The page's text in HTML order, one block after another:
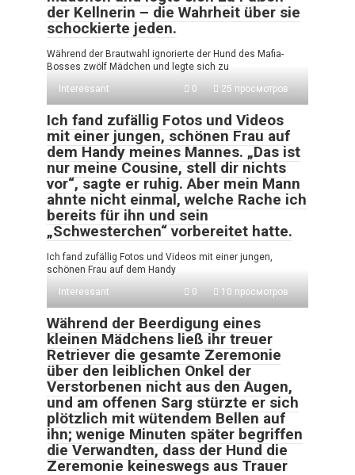
der Kellnerin – die Wahrheit über sie
schockierte jeden.
Während der Brautwahl ignorierte der Hund des Mafia-
Bosses zwölf Mädchen und legte sich zu
Interessant
0 25 просмотров
Ich fand zufällig Fotos und Videos
mit einer jungen, schönen Frau auf
dem Handy meines Mannes. „Das ist
nur meine Cousine, stell dir nichts
vor“, sagte er ruhig. Aber mein Mann
ahnte nicht einmal, welche Rache ich
bereits für ihn und sein
„Schwesterchen“ vorbereitet hatte.
Ich fand zufällig Fotos und Videos mit einer jungen,
schönen Frau auf dem Handy
Interessant
0 10 просмотров
Während der Beerdigung eines
kleinen Mädchens ließ ihr treuer
Retriever die gesamte Zeremonie
über den leiblichen Onkel der
Verstorbenen nicht aus den Augen,
und am offenen Sarg stürzte er sich
plötzlich mit wütendem Bellen auf
ihn; wenige Minuten später begriffen
die Verwandten, dass der Hund die
Zeremonie keineswegs aus Trauer